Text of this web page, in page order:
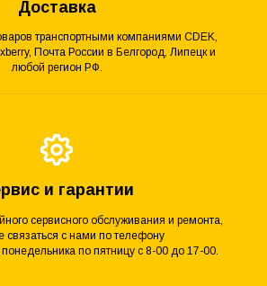
Доставка
транспортными компаниями CDEK,
Почта России в Белгород, Липецк и
любой регион РФ.
и гарантии
сервисного обслуживания и ремонта,
связаться с нами по телефону
по пятницу с 8-00 до 17-00.